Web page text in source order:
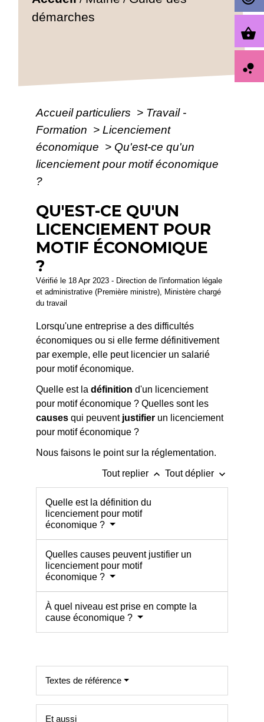
démarches
Accueil particuliers > Travail -
Formation > Licenciement
économique > Qu'est-ce qu'un
licenciement pour motif économique
?
QU'EST-CE QU'UN
LICENCIEMENT POUR
MOTIF ÉCONOMIQUE
?
Vérifié le 18 Apr 2023 - Direction de l'information légale
et administrative (Première ministre), Ministère chargé
du travail
Lorsqu'une entreprise a des difficultés
économiques ou si elle ferme définitivement
par exemple, elle peut licencier un salarié
pour motif économique.
Quelle est ladéfinition d'un licenciement
pour motif économique ? Quelles sont les
causes qui peuvent justifier un licenciement
pour motif économique ?
Nous faisons le point sur la réglementation.
Tout replier keyboard_arrow_up Tout déplier keyboard_arrow_down
Quelle est la définition du
licenciement pour motif
économique ?
Quelles causes peuvent justifier un
licenciement pour motif
économique ?
À quel niveau est prise en compte la
cause économique ?
Textes de référence
Et aussi
shopping_basket
bubble_chart